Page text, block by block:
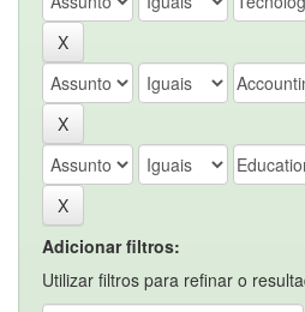
Adicionar filtros:
Utilizar filtros para refinar o